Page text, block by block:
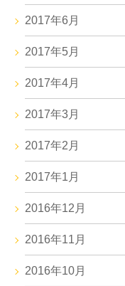
2017年6月
2017年5月
2017年4月
2017年3月
2017年2月
2017年1月
2016年12月
2016年11月
2016年10月